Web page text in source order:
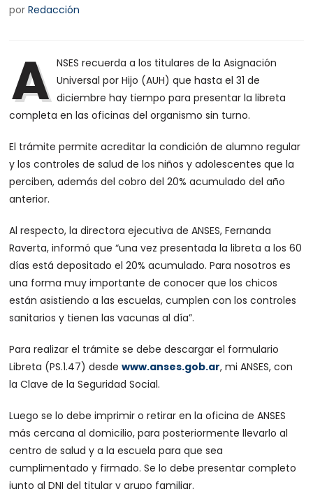
porRedacción
A NSES recuerda a los titulares de la Asignación
Universal por Hijo (AUH) que hasta el 31 de
diciembre hay tiempo para presentar la libreta
completa en las oficinas del organismo sin turno.
El trámite permite acreditar la condición de alumno regular
y los controles de salud de los niños y adolescentes que la
perciben, además del cobro del 20% acumulado del año
anterior.
Al respecto, la directora ejecutiva de ANSES, Fernanda
Raverta, informó que “una vez presentada la libreta a los 60
días está depositado el 20% acumulado. Para nosotros es
una forma muy importante de conocer que los chicos
están asistiendo a las escuelas, cumplen con los controles
sanitarios y tienen las vacunas al día”.
Para realizar el trámite se debe descargar el formulario
Libreta (PS.1.47) desdewww.anses.gob.ar, mi ANSES, con
la Clave de la Seguridad Social.
Luego se lo debe imprimir o retirar en la oficina de ANSES
más cercana al domicilio, para posteriormente llevarlo al
centro de salud y a la escuela para que sea
cumplimentado y firmado. Se lo debe presentar completo
junto al DNI del titular y grupo familiar.